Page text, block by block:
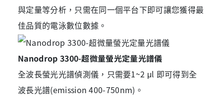
與定量等分析，只需在同一個平台下即可讓您獲得最
佳品質的電泳數位數據。
Nanodrop 3300-超微量螢光定量光譜儀
全波長螢光光譜偵測儀，只需要1~2 μl 即可得到全
波長光譜(emission 400-750nm)。